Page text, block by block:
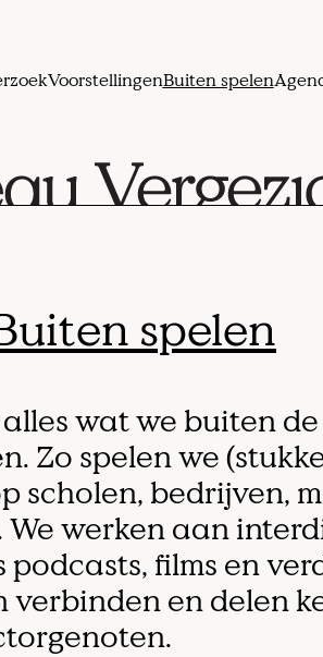
VoorstellingenBuiten spelen
spelen
wat we buiten de
Zo spelen we
scholen, bedrijven,
werken aan
films en
verbinden en delen